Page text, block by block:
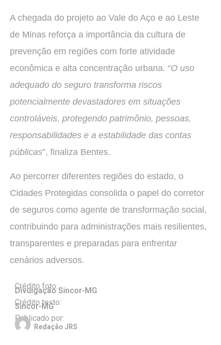
A chegada do projeto ao Vale do Aço e ao Leste
de Minas reforça a importância da cultura de
prevenção em regiões com forte atividade
econômica e alta concentração urbana. “O uso
adequado do seguro transforma riscos
potencialmente devastadores em situações
controláveis, protegendo patrimônio, pessoas,
responsabilidades e a estabilidade das contas
públicas”, finaliza Bentes.
Ao percorrer diferentes regiões do estado, o
Cidades Protegidas consolida o papel do corretor
de seguros como agente de transformação social,
contribuindo para administrações mais resilientes,
transparentes e preparadas para enfrentar
cenários adversos.
Crédito foto:
Divulgação Sincor-MG
Crédito texto:
Sincor-MG
Publicado por:
Redação JRS